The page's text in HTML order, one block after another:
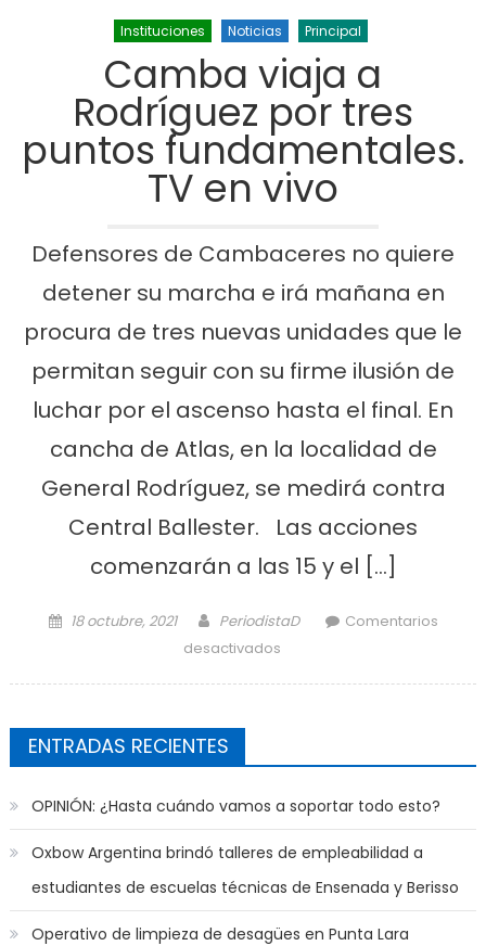
Instituciones Noticias Principal
Camba viaja a
Rodríguez por tres
puntos fundamentales.
TV en vivo
Defensores de Cambaceres no quiere
detener su marcha e irá mañana en
procura de tres nuevas unidades que le
permitan seguir con su firme ilusión de
luchar por el ascenso hasta el final. En
cancha de Atlas, en la localidad de
General Rodríguez, se medirá contra
Central Ballester. Las acciones
comenzarán a las 15 y el […]
Posted on
18 octubre, 2021 Author
PeriodistaD
Comentarios
desactivados
ENTRADAS RECIENTES
OPINIÓN: ¿Hasta cuándo vamos a soportar todo esto?
Oxbow Argentina brindó talleres de empleabilidad a
estudiantes de escuelas técnicas de Ensenada y Berisso
Operativo de limpieza de desagües en Punta Lara